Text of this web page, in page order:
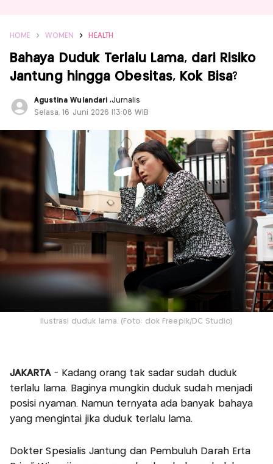
HOME WOMEN HEALTH
Bahaya Duduk Terlalu Lama, dari Risiko
Jantung hingga Obesitas, Kok Bisa?
Agustina Wulandari ,Jurnalis
Selasa, 16 Juni 2026 |13:08 WIB
Ilustrasi duduk lama. (Foto: dok Freepik/DC Studio)
JAKARTA- Kadang orang tak sadar sudah duduk
terlalu lama. Baginya mungkin duduk sudah menjadi
posisi nyaman. Namun ternyata ada banyak bahaya
yang mengintai jika duduk terlalu lama.
Dokter Spesialis Jantung dan Pembuluh Darah Erta